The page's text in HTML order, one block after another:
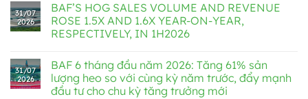
31/07
2026
BAF’S HOG SALES VOLUME AND REVENUE
ROSE 1.5X AND 1.6X YEAR-ON-YEAR,
RESPECTIVELY, IN 1H2026
31/07
2026
BAF 6 tháng đầu năm 2026: Tăng 61% sản
lượng heo so với cùng kỳ năm trước, đẩy mạnh
đầu tư cho chu kỳ tăng trưởng mới